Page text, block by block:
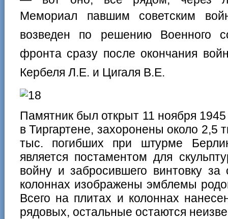
Мемориал павшим советским
возведен по решению Военного
фронта сразу после окончания
Кербеля Л.Е. и Цигаля В.Е.
Памятник был открыт 11 ноября
в Тиргартене, захоронены около 2,5
тыс. погибших при штурме
является постаментом для
войну и забросившего винтовку
колоннах изображены эмблемы
Всего на плитах и колоннах
рядовых, остальные остаются